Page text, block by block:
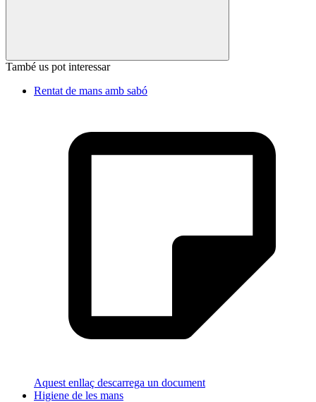
També us pot interessar
Rentat de mans amb sabó
Aquest enllaç descarrega un document
Higiene de les mans